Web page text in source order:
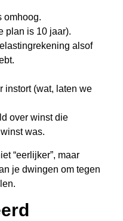
omhoog.
plan is 10 jaar).
alsof
instort (wat, laten we
over winst die
was.
“eerlijker”, maar
je dwingen om tegen